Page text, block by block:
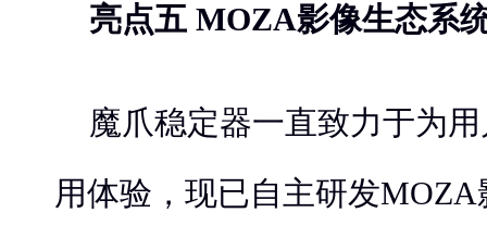
亮点五 MOZA影像生态系
魔爪稳定器一直致力于为
用体验，现已自主研发